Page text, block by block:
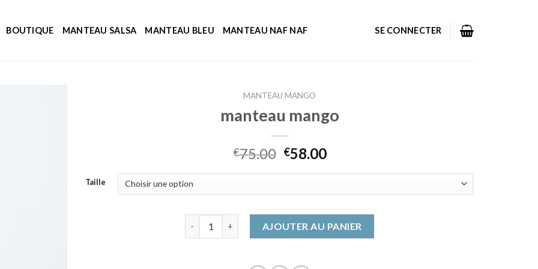
BOUTIQUE MANTEAU SALSA MANTEAU BLEU MANTEAU NAF NAF SE CONNECTER
MANTEAU MANGO
manteau mango
€75.00 €58.00
Taille
AJOUTER AU PANIER